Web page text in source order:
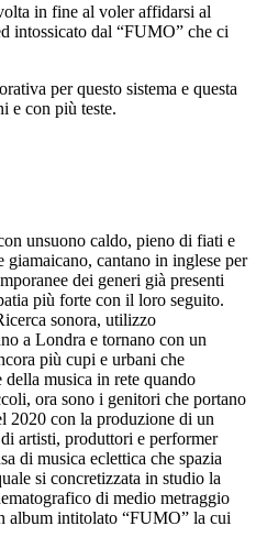
in fine al voler affidarsi al
intossicato dal “FUMO” che ci
per questo sistema e questa
e con più teste.
unsuono caldo, pieno di fiati e
cantano in inglese per
dei generi già presenti
più forte con il loro seguito.
sonora, utilizzo
a Londra e tornano con un
più cupi e urbani che
musica in rete quando
ora sono i genitori che portano
2020 con la produzione di un
artisti, produttori e performer
di musica eclettica che spazia
si concretizzata in studio la
di medio metraggio
album intitolato “FUMO” la cui